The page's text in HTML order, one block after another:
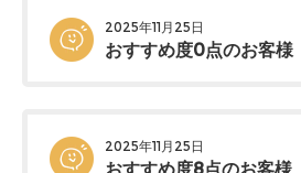
2025年11月25日
おすすめ度0点のお客様
2025年11月25日